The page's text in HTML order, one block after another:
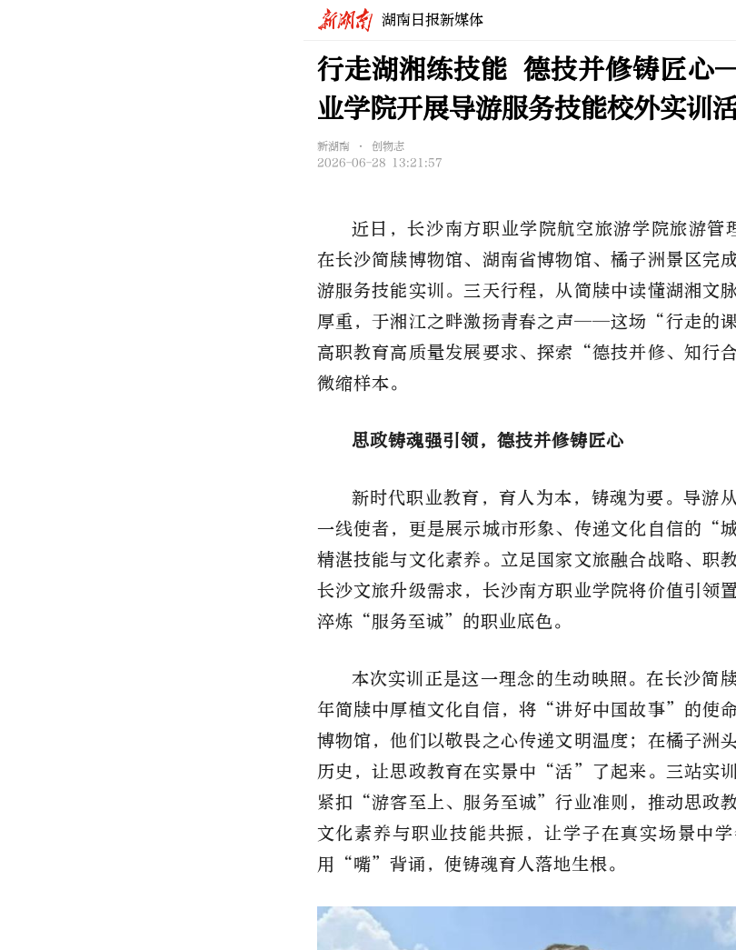
湖南日报新媒体
行走湖湘练技能 德技并修铸匠
业学院开展导游服务技能校外实训
新湖南 • 创物志
2026-06-28 13:21:57
近日，长沙南方职业学院航空旅游学院旅游管
在长沙简牍博物馆、湖南省博物馆、橘子洲景区
游服务技能实训。三天行程，从简牍中读懂湖湘文
厚重，于湘江之畔激扬青春之声——这场“行走的
高职教育高质量发展要求、探索“德技并修、知行
微缩样本。
思政铸魂强引领，德技并修铸匠心
新时代职业教育，育人为本，铸魂为要。导游
一线使者，更是展示城市形象、传递文化自信的“
精湛技能与文化素养。立足国家文旅融合战略、
长沙文旅升级需求，长沙南方职业学院将价值引领
淬炼“服务至诚”的职业底色。
本次实训正是这一理念的生动映照。在长沙简
年简牍中厚植文化自信，将“讲好中国故事”的使
博物馆，他们以敬畏之心传递文明温度；在橘子洲
历史，让思政教育在实景中“活”了起来。三站实
紧扣“游客至上、服务至诚”行业准则，推动思政教
文化素养与职业技能共振，让学子在真实场景中
用“嘴”背诵，使铸魂育人落地生根。